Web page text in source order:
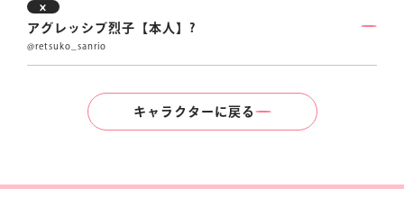
X
アグレッシブ烈子【本人】?
@retsuko_sanrio
キャラクターに戻る